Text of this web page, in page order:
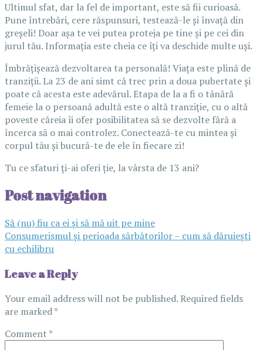
Ultimul sfat, dar la fel de important, este să fii curioasă.
Pune întrebări, cere răspunsuri, testează-le și învață din
greșeli! Doar așa te vei putea proteja pe tine și pe cei din
jurul tău. Informația este cheia ce îți va deschide multe uși.
Îmbrățișează dezvoltarea ta personală! Viața este plină de
tranziții. La 23 de ani simt că trec prin a doua pubertate și
poate că acesta este adevărul. Etapa de la a fi o tânără
femeie la o persoană adultă este o altă tranziție, cu o altă
poveste căreia îi ofer posibilitatea să se dezvolte fără a
încerca să o mai controlez. Conectează-te cu mintea și
corpul tău și bucură-te de ele în fiecare zi!
Tu ce sfaturi ți-ai oferi ție, la vârsta de 13 ani?
Post navigation
Să (nu) fiu ca ei și să mă uit pe mine
Consumerismul și perioada sărbătorilor – cum să dăruiești
cu echilibru
Leave a Reply
Your email address will not be published.Required fields
are marked*
Comment *